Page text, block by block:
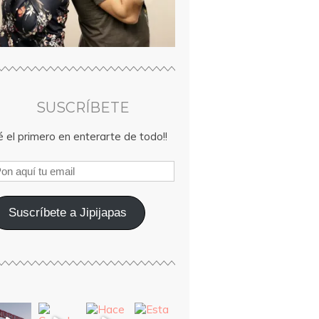
SUSCRÍBETE
el primero en enterarte de todo!!
Suscríbete a Jipijapas